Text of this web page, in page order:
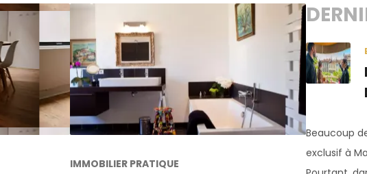
IMMOBILIER PRATIQUE
Beaucoup
exclusif à